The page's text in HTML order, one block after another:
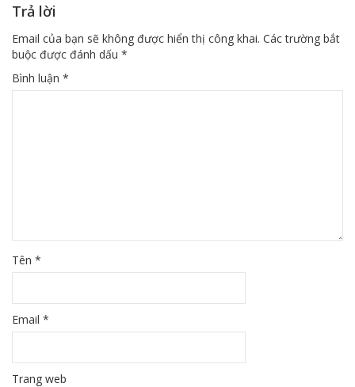
Trả lời
Email của bạn sẽ không được hiển thị công khai. Các trường bắt
buộc được đánh dấu *
Bình luận *
Tên *
Email *
Trang web